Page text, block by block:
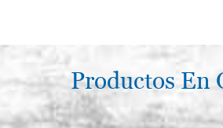
Productos En